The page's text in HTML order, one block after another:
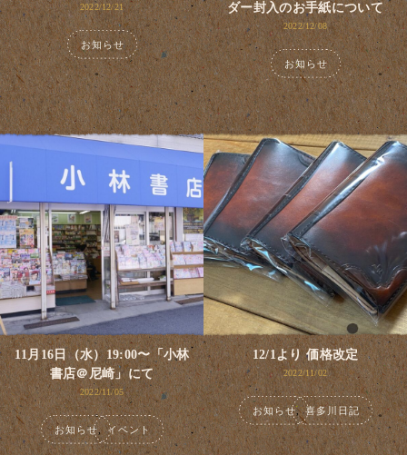
2022/12/21
お知らせ
ダー封入のお手紙について
2022/12/08
お知らせ
11月16日（水）19:00〜「小林
書店＠尼崎」にて
2022/11/05
お知らせ ,イベント
12/1より 価格改定
2022/11/02
お知らせ,喜多川日記